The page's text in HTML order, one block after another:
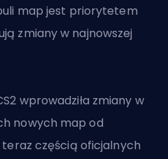
map jest priorytetem
zmiany w najnowszej
wprowadziła zmiany w
nowych map od
częścią oficjalnych